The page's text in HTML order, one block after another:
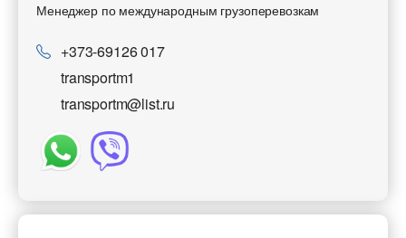
Менеджер по международным грузоперевозкам
+373-69126 017
transportm1
transportm@list.ru